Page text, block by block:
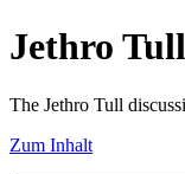
Jethro
The Jethro Tull
Zum Inhalt